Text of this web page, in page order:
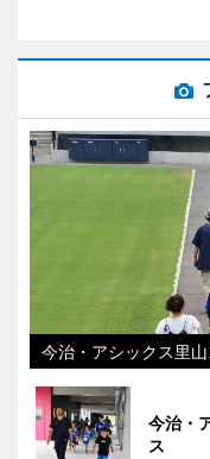
今治・アシックス里
今治・
ス